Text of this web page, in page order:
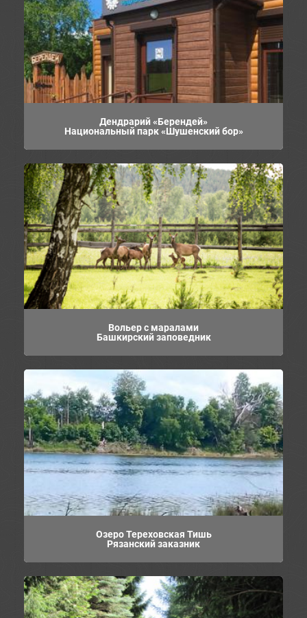
Дендрарий «Берендей»
Национальный парк «Шушенский бор»
Вольер с маралами
Башкирский заповедник
Озеро Тереховская Тишь
Рязанский заказник